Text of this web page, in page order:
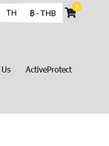
TH ฿ - THB
0
ActiveProtect